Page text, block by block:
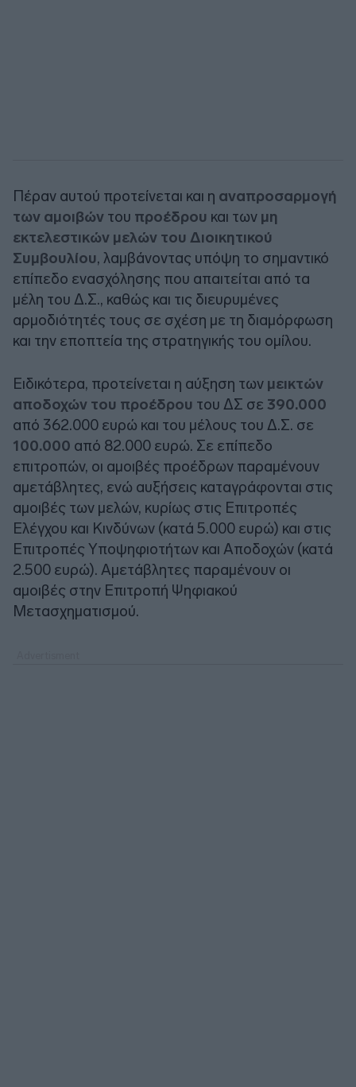
Πέραν αυτού προτείνεται και η αναπροσαρμογή
των αμοιβών του προέδρου και των μη
εκτελεστικών μελών του Διοικητικού
Συμβουλίου, λαμβάνοντας υπόψη το σημαντικό
επίπεδο ενασχόλησης που απαιτείται από τα
μέλη του Δ.Σ., καθώς και τις διευρυμένες
αρμοδιότητές τους σε σχέση με τη διαμόρφωση
και την εποπτεία της στρατηγικής του ομίλου.
Ειδικότερα, προτείνεται η αύξηση των μεικτών
αποδοχών του προέδρου του ΔΣ σε 390.000
από 362.000 ευρώ και του μέλους του Δ.Σ. σε
100.000 από 82.000 ευρώ. Σε επίπεδο
επιτροπών, οι αμοιβές προέδρων παραμένουν
αμετάβλητες, ενώ αυξήσεις καταγράφονται στις
αμοιβές των μελών, κυρίως στις Επιτροπές
Ελέγχου και Κινδύνων (κατά 5.000 ευρώ) και στις
Επιτροπές Υποψηφιοτήτων και Αποδοχών (κατά
2.500 ευρώ). Αμετάβλητες παραμένουν οι
αμοιβές στην Επιτροπή Ψηφιακού
Μετασχηματισμού.